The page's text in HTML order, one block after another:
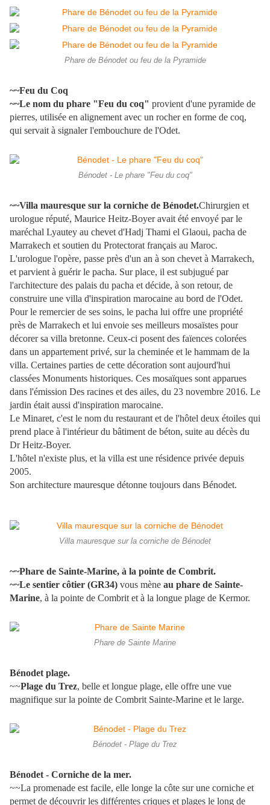
Phare de Bénodet ou feu de la Pyramide
~~Feu du Coq
~~Le nom du phare "Feu du coq" provient d'une pyramide de
pierres, utilisée en alignement avec un rocher en forme de coq,
qui servait à signaler l'embouchure de l'Odet.
Bénodet - Le phare "Feu du coq"
~~Villa mauresque sur la corniche de Bénodet.Chirurgien et
urologue réputé, Maurice Heitz-Boyer avait été envoyé par le
maréchal Lyautey au chevet d'Hadj Thami el Glaoui, pacha de
Marrakech et soutien du Protectorat français au Maroc.
L'urologue l'opère, passe près d'un an à son chevet à Marrakech,
et parvient à guérir le pacha. Sur place, il est subjugué par
l'architecture des palais du pacha et décide, à son retour, de
construire une villa d'inspiration marocaine au bord de l'Odet.
Pour le remercier de ses soins, le pacha lui offre une propriété
près de Marrakech et lui envoie ses meilleurs mosaïstes pour
décorer sa villa bretonne. Ceux-ci posent des faïences colorées
dans un appartement privé, sur la cheminée et le hammam de la
villa. Certaines parties de cette décoration sont aujourd'hui
classées Monuments historiques. Ces mosaïques sont apparues
dans l'émission Des racines et des ailes, du 23 novembre 2016. Le
jardin était aussi d'inspiration marocaine.
Le Minaret, c'est le nom du restaurant et de l'hôtel deux étoiles qui
prend place à l'intérieur du bâtiment de béton, suite au décès du
Dr Heitz-Boyer.
L'hôtel n'existe plus, et la villa est une résidence privée depuis
2005.
Son architecture mauresque détonne toujours dans Bénodet.
Villa mauresque sur la corniche de Bénodet
~~Phare de Sainte-Marine, à la pointe de Combrit.
~~Le sentier côtier (GR34) vous mène au phare de Sainte-
Marine, à la pointe de Combrit et à la longue plage de Kermor.
Phare de Sainte Marine
Bénodet plage.
~~Plage du Trez, belle et longue plage, elle offre une vue
magnifique sur la pointe de Combrit Sainte-Marine et le large.
Bénodet - Plage du Trez
Bénodet - Corniche de la mer.
~~La promenade est facile, elle longe la côte sur une corniche et
permet de découvrir les différentes criques et plages le long de